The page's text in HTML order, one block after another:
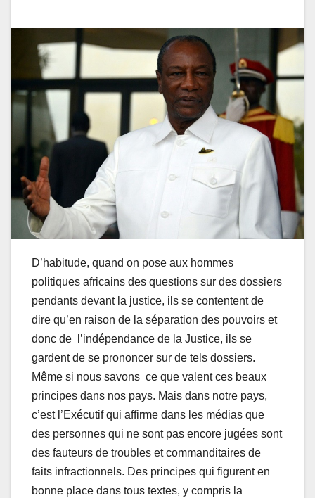
D’habitude, quand on pose aux hommes
politiques africains des questions sur des dossiers
pendants devant la justice, ils se contentent de
dire qu’en raison de la séparation des pouvoirs et
donc de l’indépendance de la Justice, ils se
gardent de se prononcer sur de tels dossiers.
Même si nous savons ce que valent ces beaux
principes dans nos pays. Mais dans notre pays,
c’est l’Exécutif qui affirme dans les médias que
des personnes qui ne sont pas encore jugées sont
des fauteurs de troubles et commanditaires de
faits infractionnels. Des principes qui figurent en
bonne place dans tous textes, y compris la